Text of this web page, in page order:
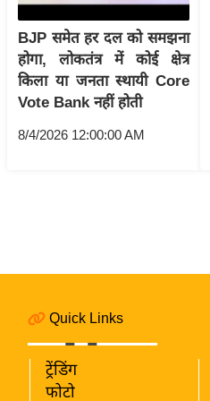
c
k
L
k
स
चु
ना
BJP समेत हर दल को समझना
होगा, लोकतंत्र में कोई क्षेत्र
किला या जनता स्थायी Core
Vote Bank नहीं होती
8/4/2026 12:00:00 AM
Quick Links
ट्रेंडिंग
फोटो